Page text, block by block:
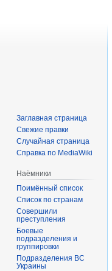
Заглавная страница
Свежие правки
Случайная страница
Справка по MediaWiki
Наёмники
Поимённый список
Список по странам
Совершили
преступления
Боевые
подразделения и
группировки
Подразделения ВС
Украины